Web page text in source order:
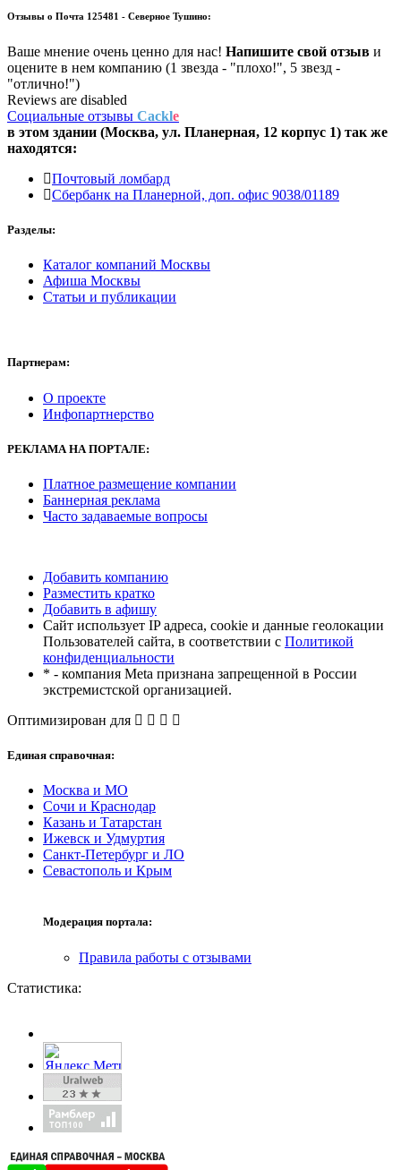
Отзывы о Почта 125481 - Северное Тушино:
Ваше мнение очень ценно для нас! Напишите свой отзыв и
оцените в нем компанию (1 звезда - "плохо!", 5 звезд -
"отлично!")
Reviews are disabled
Социальные отзывы Cackle
в этом здании (Москва, ул. Планерная, 12 корпус 1) так же
находятся:
Почтовый ломбард
Сбербанк на Планерной, доп. офис 9038/01189
Разделы:
Каталог компаний Москвы
Афиша Москвы
Статьи и публикации
Партнерам:
О проекте
Инфопартнерство
РЕКЛАМА НА ПОРТАЛЕ:
Платное размещение компании
Баннерная реклама
Часто задаваемые вопросы
Добавить компанию
Разместить кратко
Добавить в афишу
Сайт использует IP адреса, cookie и данные геолокации
Пользователей сайта, в соответствии с Политикой
конфиденциальности
* - компания Meta признана запрещенной в России
экстремистской организацией.
Оптимизирован для
Единая справочная:
Москва и МО
Сочи и Краснодар
Казань и Татарстан
Ижевск и Удмуртия
Санкт-Петербург и ЛО
Севастополь и Крым
Модерация портала:
Правила работы с отзывами
Статистика: